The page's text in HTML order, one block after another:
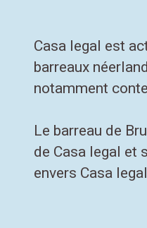
Casa legal est
barreaux
notamment
Le barreau de
de Casa legal et
envers Casa